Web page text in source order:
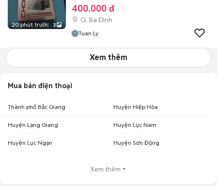
20 phút trước 2
400.000 đ
Q. Ba Đình
Tuan Ly
Xem thêm
Mua bán điện thoại
Thành phố Bắc Giang Huyện Hiệp Hòa
Huyện Lạng Giang Huyện Lục Nam
Huyện Lục Ngạn Huyện Sơn Động
Xem thêm